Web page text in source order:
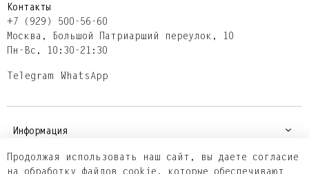
Информация
Контакты
+7 (929) 500-56-60
Москва,​ Большой Патриарший переулок,​ 10
Пн-Вс, 10:30-21:30
Telegram WhatsApp
Продолжая использовать наш сайт, вы даете согласие